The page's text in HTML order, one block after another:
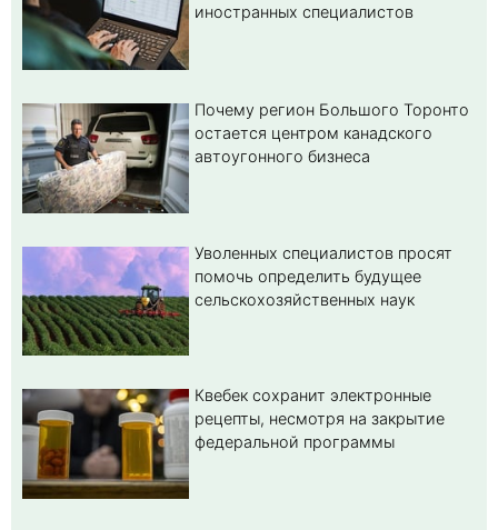
иностранных специалистов
Почему регион Большого Торонто
остается центром канадского
автоугонного бизнеса
Уволенных специалистов просят
помочь определить будущее
сельскохозяйственных наук
Квебек сохранит электронные
рецепты, несмотря на закрытие
федеральной программы